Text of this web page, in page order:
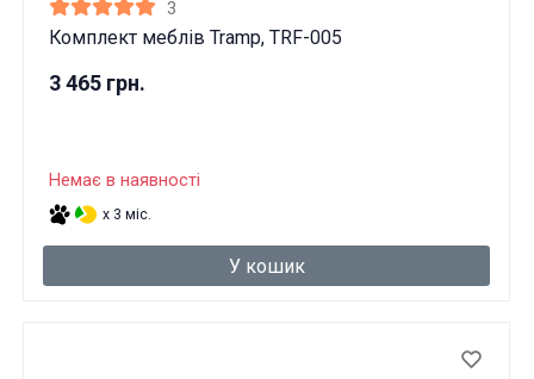
3
Комплект меблів Tramp, TRF-005
3 465 грн.
Немає в наявності
x 3 міс.
У кошик